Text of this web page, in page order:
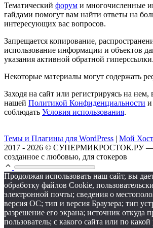
Тематический форум и многочисленные
гайдами помогут вам найти ответы на
интересующих вас вопросов.
Запрещается копирование,
использование информации и объектов
указания активной обратной гиперссылки.
Некоторые материалы могут содержать
Заходя на сайт или регистрируясь на нем,
нашей Политикой Конфиденциальности и
соблюдать Условия использования.
Темы и Плагины для WordPress | Мой
2017 - 2026 © СУПЕРМИКРОСТОК.РУ —
созданное с любовью, для стокеров
Продолжая использовать наш сайт, вы
обработку файлов Cookie,
электронной почты; сведения о
версия ОС; тип и версия Браузера; тип
разрешение его экрана; источник откуда
пользователь; с какого сайта или по